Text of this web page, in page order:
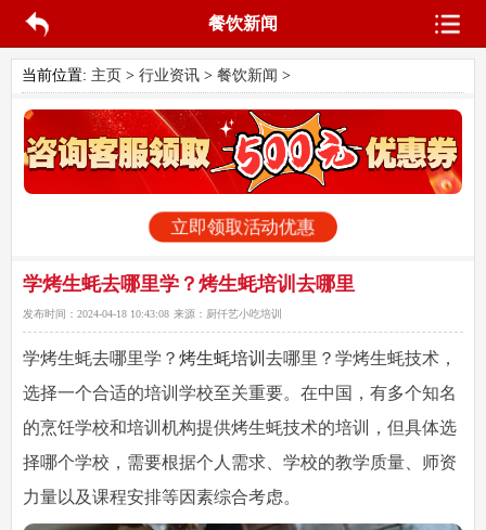
餐饮新闻
当前位置: 主页 > 行业资讯> 餐饮新闻 >
立即领取活动优惠
学烤生蚝去哪里学？烤生蚝培训去哪里
发布时间： 2024-04-18 10:43:08 来源： 厨仟艺小吃培训
学烤生蚝去哪里学 ？ 烤生蚝培训 去哪里？学烤生蚝技术，
选择一个合适的培训学校至关重要。在中国，有多个知名
的烹饪学校和培训机构提供烤生蚝技术的培训，但具体选
择哪个学校，需要根据个人需求、学校的教学质量、师资
力量以及课程安排等因素综合考虑。